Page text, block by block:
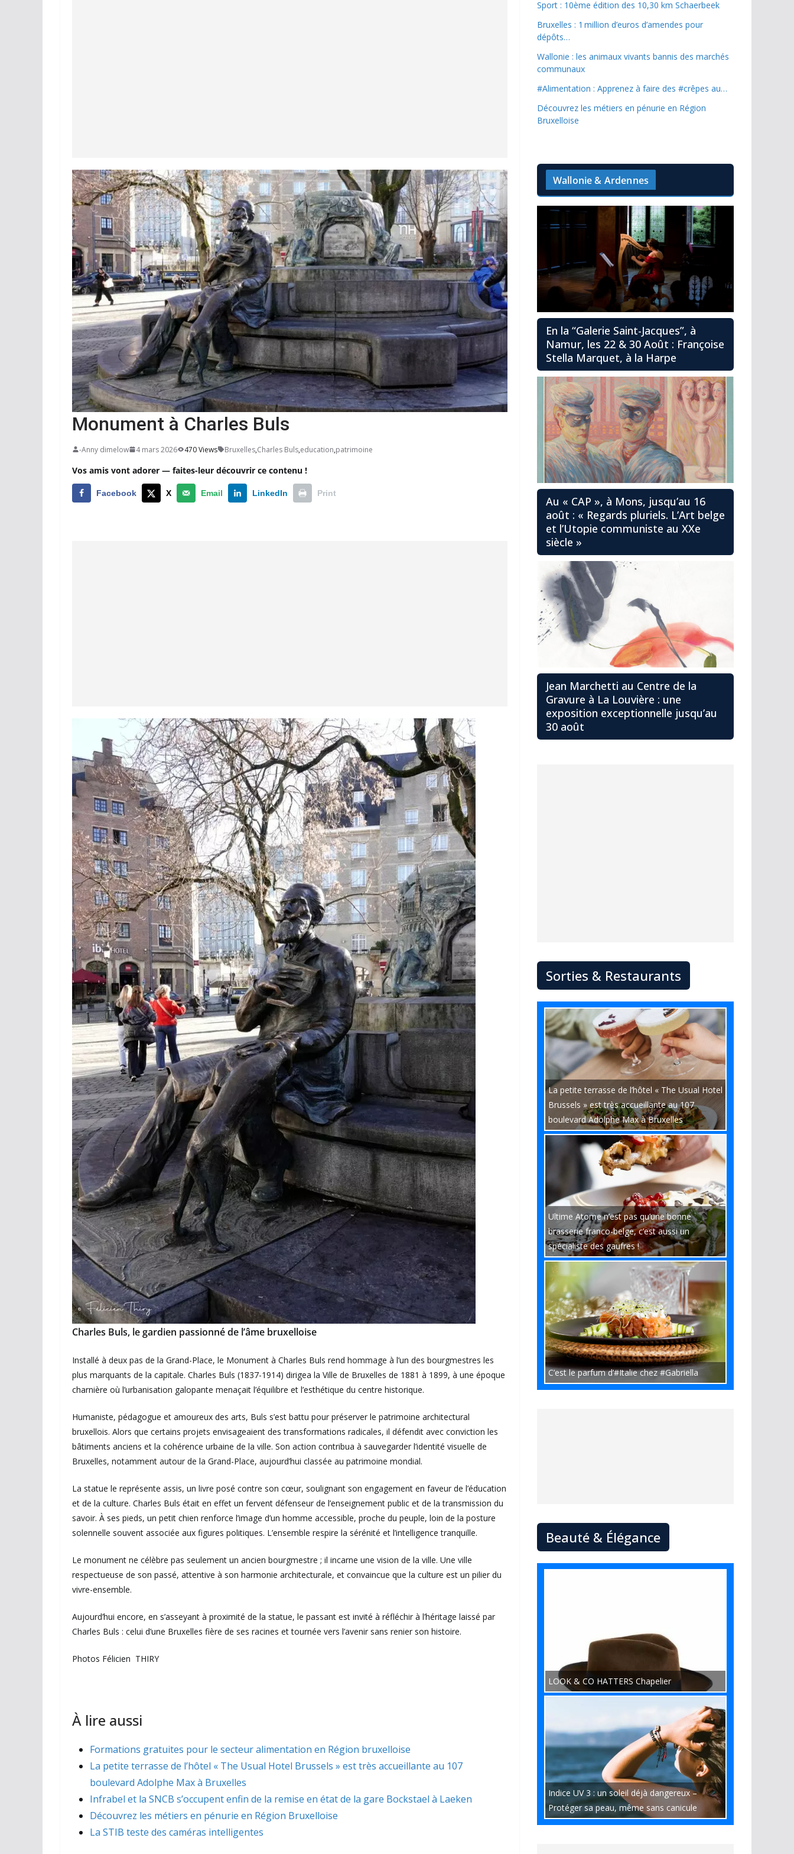
Monument à Charles Buls
-Anny dimelow 4 mars 2026 470 Views Bruxelles,Charles Buls,education,patrimoine
Vos amis vont adorer — faites-leur découvrir ce contenu !
Facebook X Email LinkedIn Print
Charles Buls, le gardien passionné de l’âme bruxelloise
Installé à deux pas de la Grand-Place, le Monument à Charles Buls rend hommage à l’un des bourgmestres les
plus marquants de la capitale. Charles Buls (1837-1914) dirigea la Ville de Bruxelles de 1881 à 1899, à une époque
charnière où l’urbanisation galopante menaçait l’équilibre et l’esthétique du centre historique.
Humaniste, pédagogue et amoureux des arts, Buls s’est battu pour préserver le patrimoine architectural
bruxellois. Alors que certains projets envisageaient des transformations radicales, il défendit avec conviction les
bâtiments anciens et la cohérence urbaine de la ville. Son action contribua à sauvegarder l’identité visuelle de
Bruxelles, notamment autour de la Grand-Place, aujourd’hui classée au patrimoine mondial.
La statue le représente assis, un livre posé contre son cœur, soulignant son engagement en faveur de l’éducation
et de la culture. Charles Buls était en effet un fervent défenseur de l’enseignement public et de la transmission du
savoir. À ses pieds, un petit chien renforce l’image d’un homme accessible, proche du peuple, loin de la posture
solennelle souvent associée aux figures politiques. L’ensemble respire la sérénité et l’intelligence tranquille.
Le monument ne célèbre pas seulement un ancien bourgmestre ; il incarne une vision de la ville. Une ville
respectueuse de son passé, attentive à son harmonie architecturale, et convaincue que la culture est un pilier du
vivre-ensemble.
Aujourd’hui encore, en s’asseyant à proximité de la statue, le passant est invité à réfléchir à l’héritage laissé par
Charles Buls : celui d’une Bruxelles fière de ses racines et tournée vers l’avenir sans renier son histoire.
Photos Félicien THIRY
À lire aussi
Formations gratuites pour le secteur alimentation en Région bruxelloise
La petite terrasse de l’hôtel « The Usual Hotel Brussels » est très accueillante au 107
boulevard Adolphe Max à Bruxelles
Infrabel et la SNCB s’occupent enfin de la remise en état de la gare Bockstael à Laeken
Découvrez les métiers en pénurie en Région Bruxelloise
La STIB teste des caméras intelligentes
Sport : 10ème édition des 10,30 km Schaerbeek
Bruxelles : 1 million d’euros d’amendes pour
dépôts…
Wallonie : les animaux vivants bannis des marchés
communaux
#Alimentation : Apprenez à faire des #crêpes au…
Découvrez les métiers en pénurie en Région
Bruxelloise
Wallonie & Ardennes
En la “Galerie Saint-Jacques”, à
Namur, les 22 & 30 Août : Françoise
Stella Marquet, à la Harpe
Au « CAP », à Mons, jusqu’au 16
août : « Regards pluriels. L’Art belge
et l’Utopie communiste au XXe
siècle »
Jean Marchetti au Centre de la
Gravure à La Louvière : une
exposition exceptionnelle jusqu’au
30 août
Sorties & Restaurants
La petite terrasse de l’hôtel « The Usual Hotel
Brussels » est très accueillante au 107
boulevard Adolphe Max à Bruxelles
Ultime Atome n’est pas qu’une bonne
brasserie franco-belge, c’est aussi un
spécialiste des gaufres !
C’est le parfum d’#Italie chez #Gabriella
Beauté & Élégance
LOOK & CO HATTERS Chapelier
Indice UV 3 : un soleil déjà dangereux –
Protéger sa peau, même sans canicule